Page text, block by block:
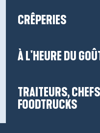
CRÊPERIES
À L'HEURE DU
TRAITEURS,
FOODTRUCKS